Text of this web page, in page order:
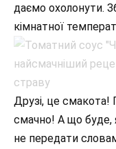
даємо охолонути.
кімнатної
Друзі, це смакота!
смачно! А що буде,
не передати